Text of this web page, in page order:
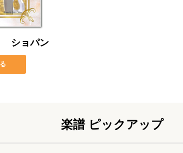
ショパン
楽譜 ピックアップ